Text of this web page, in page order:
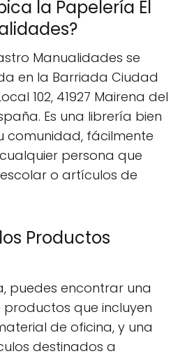
la Papelería El
Manualidades se
en la Barriada Ciudad
102, 41927 Mairena del
Es una librería bien
comunidad, fácilmente
persona que
o artículos de
Productos
puedes encontrar una
que incluyen
de oficina, y una
destinados a